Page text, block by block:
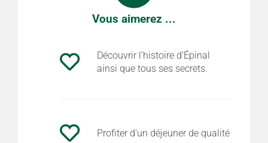
Vous aimerez ...
Découvrir l’histoire d’Épinal
ainsi que tous ses secrets.
Profiter d'un déjeuner de qualité